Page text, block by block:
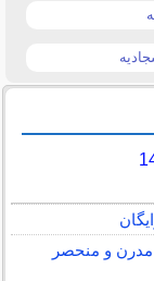
مدرن و منحصر